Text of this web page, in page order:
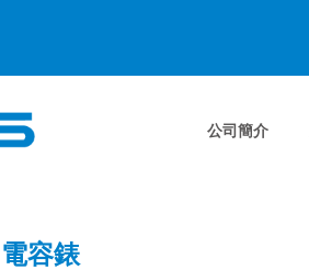
公司簡介
電容錶